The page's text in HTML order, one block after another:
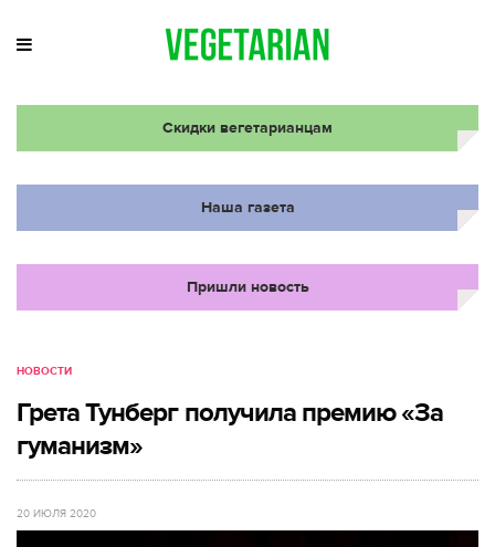
Скидки вегетарианцам
Наша газета
Пришли новость
НОВОСТИ
Грета Тунберг получила премию «За
гуманизм»
20 ИЮЛЯ 2020